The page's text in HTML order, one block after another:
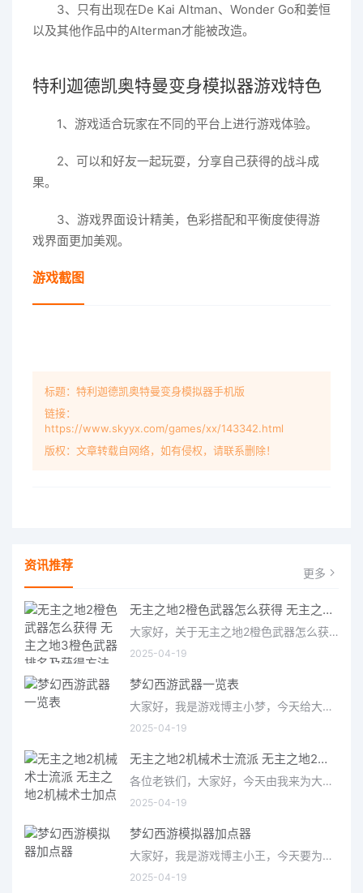
3、只有出现在De Kai Altman、Wonder Go和姜恒
以及其他作品中的Alterman才能被改造。
特利迦德凯奥特曼变身模拟器游戏特色
1、游戏适合玩家在不同的平台上进行游戏体验。
2、可以和好友一起玩耍，分享自己获得的战斗成
果。
3、游戏界面设计精美，色彩搭配和平衡度使得游
戏界面更加美观。
游戏截图
标题：特利迦德凯奥特曼变身模拟器手机版
链接：
https://www.skyyx.com/games/xx/143342.html
版权：文章转载自网络，如有侵权，请联系删除！
资讯推荐 更多
无主之地2橙色武器怎么获得 无主之地3橙色武器排名及获得方法
大家好，关于无主之地2橙色武器怎么获得很多朋友都还不太明白，今天小编就来为大家分享关于无主之地3橙色武器排
2025-04-19
梦幻西游武器一览表
大家好，我是游戏博主小梦，今天给大家带来的是梦幻西游武器一览表。作为一款经典的国产MMORPG游戏，梦幻西游拥有
2025-04-19
无主之地2机械术士流派 无主之地2机械术士加点
各位老铁们，大家好，今天由我来为大家分享无主之地2机械术士流派，以及无主之地2机械术士加点的相关问题知识，希望
2025-04-19
梦幻西游模拟器加点器
大家好，我是游戏博主小王，今天要为大家介绍的是备受玩家关注的梦幻西游模拟器加点器。作为一款经典的仙侠类游
2025-04-19